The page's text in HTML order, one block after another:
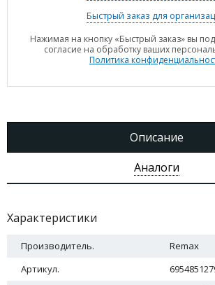
Быстрый заказ для
Нажимая на кнопку «Быстрый заказ» вы
согласие на обработку ваших
Политика
Описание
Аналоги
Характеристики
Производитель.
Remax
Артикул.